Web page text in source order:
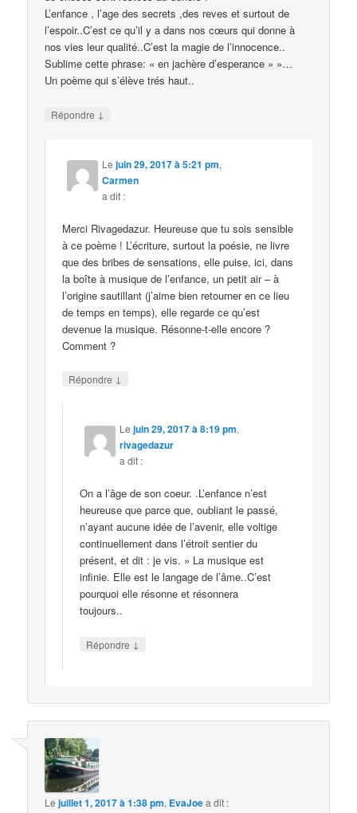
L’enfance , l’age des secrets ,des reves et surtout de
l’espoir..C’est ce qu’il y a dans nos cœurs qui donne à
nos vies leur qualité..C’est la magie de l’innocence..
Sublime cette phrase: « en jachère d’esperance » »…
Un poème qui s’élève trés haut..
Répondre ↓
Lejuin 29, 2017 à 5:21 pm,
Carmen
a dit :
Merci Rivagedazur. Heureuse que tu sois sensible
à ce poème ! L’écriture, surtout la poésie, ne livre
que des bribes de sensations, elle puise, ici, dans
la boîte à musique de l’enfance, un petit air – à
l’origine sautillant (j’aime bien retourner en ce lieu
de temps en temps), elle regarde ce qu’est
devenue la musique. Résonne-t-elle encore ?
Comment ?
Répondre ↓
Lejuin 29, 2017 à 8:19 pm,
rivagedazur
a dit :
On a l’âge de son coeur. .L’enfance n’est
heureuse que parce que, oubliant le passé,
n’ayant aucune idée de l’avenir, elle voltige
continuellement dans l’étroit sentier du
présent, et dit : je vis. » La musique est
infinie. Elle est le langage de l’âme..C’est
pourquoi elle résonne et résonnera
toujours..
Répondre ↓
Lejuillet 1, 2017 à 1:38 pm, EvaJoea dit :